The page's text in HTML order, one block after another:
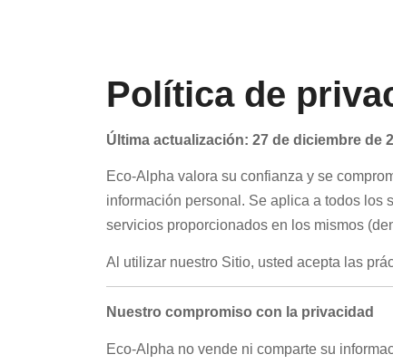
Política de
Última actualización: 27 de diciembre de
Eco-Alpha valora su confianza y se
información personal. Se aplica a todos los
servicios proporcionados en los mismos
Al utilizar nuestro Sitio, usted acepta las
Nuestro compromiso con la privacidad
Eco-Alpha no vende ni comparte su